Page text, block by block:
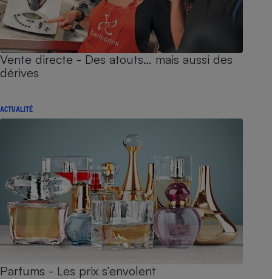
Vente directe - Des atouts… mais aussi des
dérives
ACTUALITÉ
Parfums - Les prix s’envolent